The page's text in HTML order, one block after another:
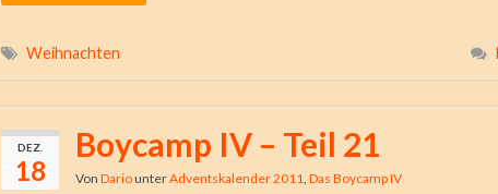
Weihnachten
DEZ.
18
Boycamp IV – Teil 21
Von DariounterAdventskalender 2011, Das Boycamp IV